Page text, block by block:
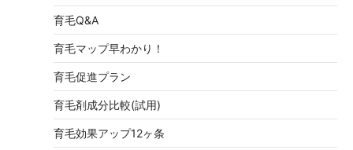
育毛Q&A
育毛マップ早わかり！
育毛促進プラン
育毛剤成分比較(試用)
育毛効果アップ12ヶ条